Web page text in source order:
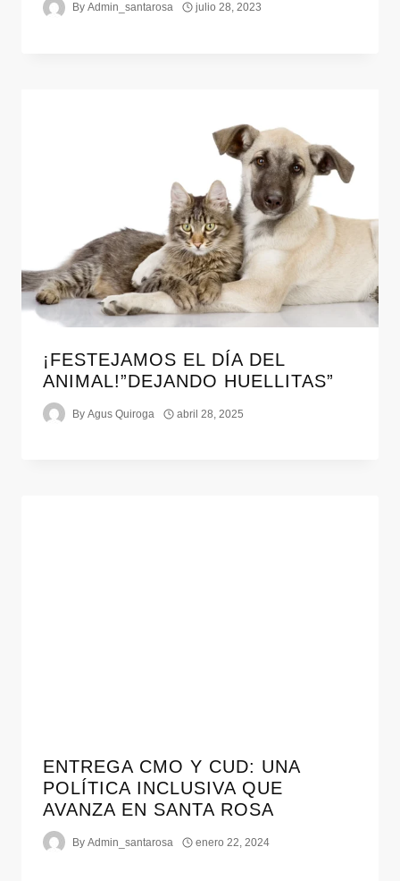
By Admin_santarosa julio 28, 2023
¡FESTEJAMOS EL DÍA DEL
ANIMAL!”DEJANDO HUELLITAS”
By Agus Quiroga abril 28, 2025
ENTREGA CMO Y CUD: UNA
POLÍTICA INCLUSIVA QUE
AVANZA EN SANTA ROSA
By Admin_santarosa enero 22, 2024